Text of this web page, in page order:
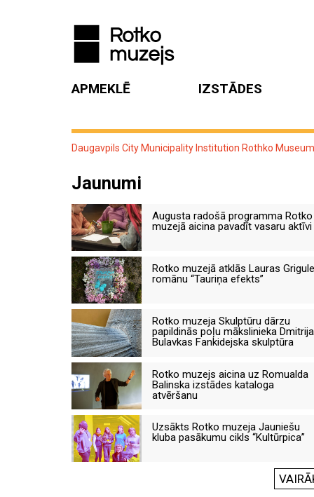
APMEKLĒ IZSTĀDES
Daugavpils City Municipality Institution Rothko Museum
Jaunumi
Augusta radošā programma Rotko
muzejā aicina pavadīt vasaru aktīvi
Rotko muzejā atklās Lauras
romānu “Tauriņa efekts”
Rotko muzeja Skulptūru dārzu
papildinās poļu mākslinieka Dmitrija
Bulavkas Fankidejska skulptūra
Rotko muzejs aicina uz Romualda
Balinska izstādes kataloga
atvēršanu
Uzsākts Rotko muzeja Jauniešu
kluba pasākumu cikls “Kultūrpica”